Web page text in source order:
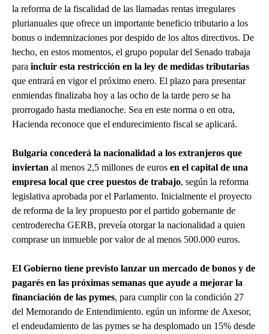
la reforma de la fiscalidad de las llamadas rentas irregulares
plurianuales que ofrece un importante beneficio tributario a los
bonus o indemnizaciones por despido de los altos directivos. De
hecho, en estos momentos, el grupo popular del Senado trabaja
para incluir esta restricción en la ley de medidas tributarias
que entrará en vigor el próximo enero. El plazo para presentar
enmiendas finalizaba hoy a las ocho de la tarde pero se ha
prorrogado hasta medianoche. Sea en este norma o en otra,
Hacienda reconoce que el endurecimiento fiscal se aplicará.
Bulgaria concederá la nacionalidad a los extranjeros que
inviertan al menos 2,5 millones de euros en el capital de una
empresa local que cree puestos de trabajo, según la reforma
legislativa aprobada por el Parlamento. Inicialmente el proyecto
de reforma de la ley propuesto por el partido gobernante de
centroderecha GERB, preveía otorgar la nacionalidad a quien
comprase un inmueble por valor de al menos 500.000 euros.
El Gobierno tiene previsto lanzar un mercado de bonos y de
pagarés en las próximas semanas que ayude a mejorar la
financiación de las pymes, para cumplir con la condición 27
del Memorando de Entendimiento. egún un informe de Axesor,
el endeudamiento de las pymes se ha desplomado un 15% desde